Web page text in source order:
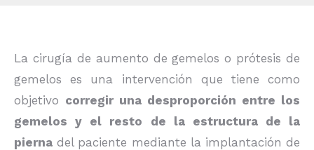
La cirugía de aumento de gemelos o prótesis de
gemelos es una intervención que tiene como
objetivo corregir una desproporción entre los
gemelos y el resto de la estructura de la
pierna del paciente mediante la implantación de